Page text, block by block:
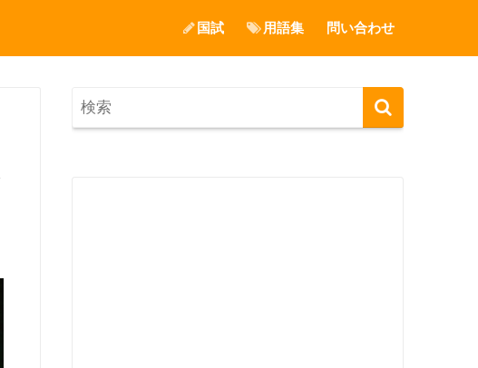
国試 用語集 問い合わせ